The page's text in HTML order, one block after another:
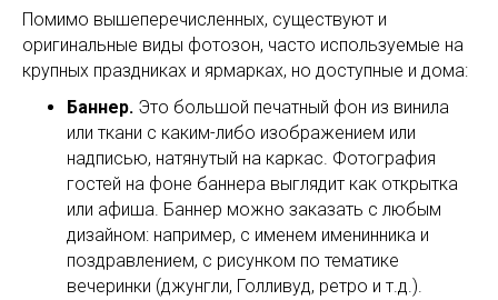
Помимо вышеперечисленных, существуют и
оригинальные виды фотозон, часто используемые на
крупных праздниках и ярмарках, но доступные и дома:
Баннер. Это большой печатный фон из винила
или ткани с каким-либо изображением или
надписью, натянутый на каркас. Фотография
гостей на фоне баннера выглядит как открытка
или афиша. Баннер можно заказать с любым
дизайном: например, с именем именинника и
поздравлением, с рисунком по тематике
вечеринки (джунгли, Голливуд, ретро и т.д.).